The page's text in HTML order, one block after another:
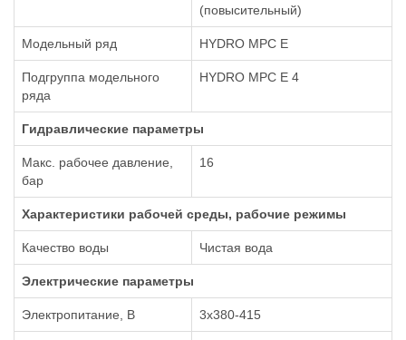
(повысительный)
Модельный ряд HYDRO MPC E
Подгруппа модельного
ряда
HYDRO MPC E 4
Гидравлические параметры
Макс. рабочее давление,
бар
16
Xарактеристики рабочей среды, рабочие режимы
Качество воды Чистая вода
Электрические параметры
Электропитание, В 3x380-415